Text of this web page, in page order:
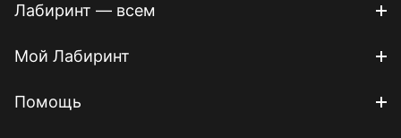
Лабиринт — всем
Мой Лабиринт
Помощь